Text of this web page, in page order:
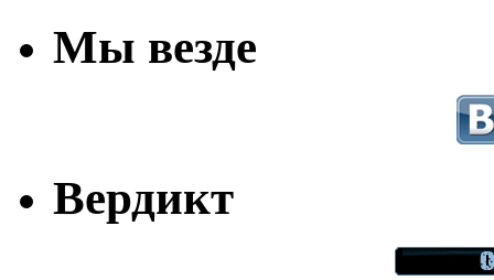
Мы везде
Вердикт